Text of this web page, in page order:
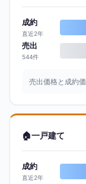
成約
直近2年
売出
544件
売出価格と成約
🏠一戸建て
成約
直近2年